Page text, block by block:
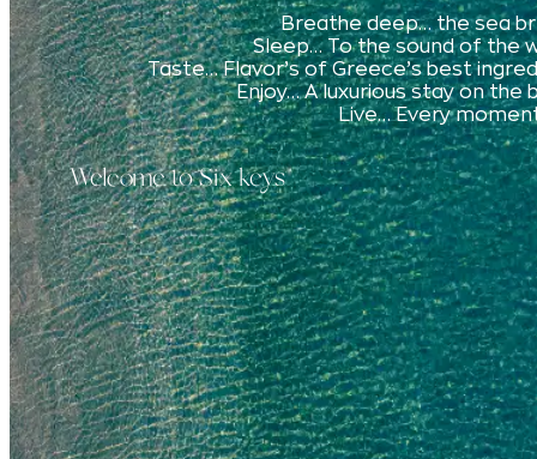
Breathe deep… the sea
Sleep… To the sound of the
Taste… Flavor’s of Greece’s best
Enjoy… A luxurious stay on the
Live… Every
Welcome to Six keys